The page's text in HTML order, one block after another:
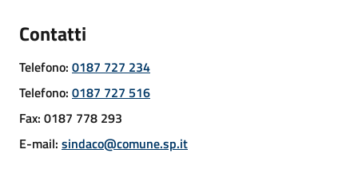
Militare
Amministrazione
Novità
Contatti
Telefono: 0187 727 234
Telefono: 0187 727 516
Fax: 0187 778 293
E-mail: sindaco@comune.sp.it